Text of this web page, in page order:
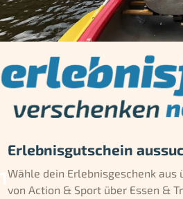
Erlebnisgutschein
Wähle dein Erlebnisgeschenk aus
von Action & Sport über Essen &